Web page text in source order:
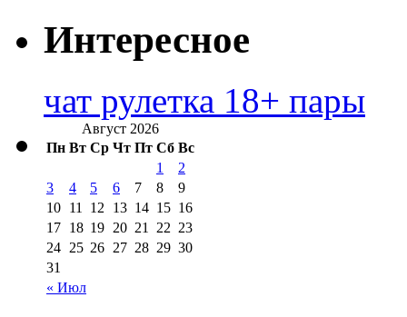
Интересное
чат рулетка 18+ пары
Август 2026
Пн Вт Ср Чт Пт Сб Вс
« Июл
1
2
3
4 5 6 7 8
9
10 11 12 13 14 15 16
17 18 19 20 21 22 23
24 25 26 27 28 29 30
31